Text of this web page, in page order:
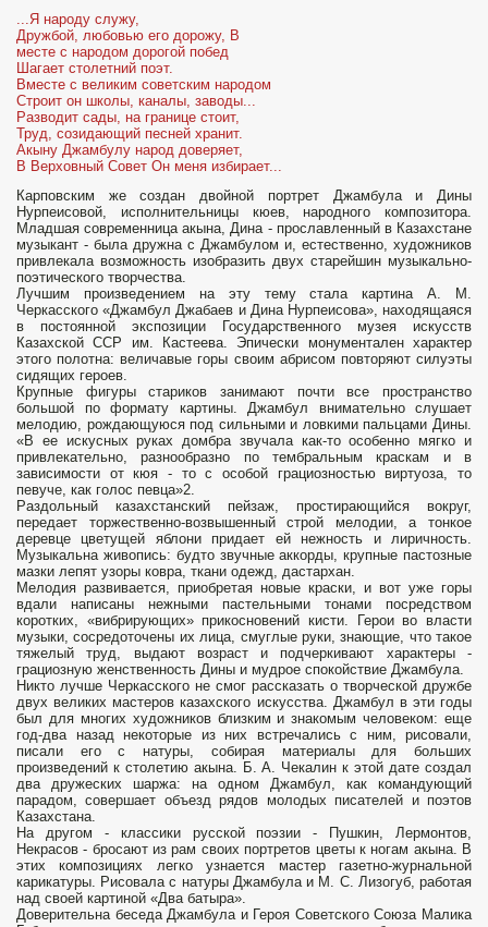
...Я народу служу,
Дружбой, любовью его дорожу, В
месте с народом дорогой побед
Шагает столетний поэт.
Вместе с великим советским народом
Строит он школы, каналы, заводы...
Разводит сады, на границе стоит,
Труд, созидающий песней хранит.
Акыну Джамбулу народ доверяет,
В Верховный Совет Он меня избирает...
Карповским же создан двойной портрет Джамбула и Дины
Нурпеисовой, исполнительницы кюев, народного композитора.
Младшая современница акына, Дина - прославленный в Казахстане
музыкант - была дружна с Джамбулом и, естественно, художников
привлекала возможность изобразить двух старей­шин музыкально-
поэтического творчества.
Лучшим произведением на эту тему стала картина А. М.
Черкасского «Джамбул Джабаев и Дина Нурпеисова», находящаяся
в постоянной экспозиции Государ­ственного музея искусств
Казахской ССР им. Кастеева. Эпически монумен­тален характер
этого полотна: величавые горы своим абрисом повторяют силуэты
сидящих героев.
Крупные фигуры стариков занимают почти все про­странство
большой по формату картины. Джамбул внимательно слушает
мелодию, рождающуюся под сильными и ловкими пальцами Дины.
«В ее искус­ных руках домбра звучала как-то особенно мягко и
привлекатель­но, разнообразно по тембральным краскам и в
зависимости от кюя - то с особой грациозностью виртуоза, то
певуче, как голос певца»2.
Раздольный казах­станский пейзаж, простирающийся вокруг,
передает торжественно-возвышен­ный строй мелодии, а тонкое
деревце цветущей яблони придает ей нежность и лиричность.
Музыкальна живопись: будто звучные аккорды, крупные пастоз­ные
мазки лепят узоры ковра, ткани одежд, дастархан.
Мелодия развивается, приобретая новые краски, и вот уже горы
вдали написаны нежными пастель­ными тонами посредством
коротких, «вибрирующих» прикосновений кисти. Герои во власти
музыки, сосредоточены их лица, смуглые руки, знающие, что такое
тяжелый труд, выдают возраст и подчеркивают характеры -
грациоз­ную женственность Дины и мудрое спокойствие Джамбула.
Никто лучше Чер­касского не смог рассказать о творческой дружбе
двух великих мастеров казах­ского искусства. Джамбул в эти годы
был для многих художников близким и знакомым чело­веком: еще
год-два назад некоторые из них встречались с ним, рисовали,
писали его с натуры, собирая материалы для больших
произведений к столетию акына. Б. А. Чекалин к этой дате создал
два дружеских шаржа: на одном Джамбул, как командующий
парадом, совершает объезд рядов молодых писателей и поэтов
Казахстана.
На другом - классики русской поэзии - Пушкин, Лермон­тов,
Некрасов - бросают из рам своих портретов цветы к ногам акына. В
этих композициях легко узнается мастер газетно-журнальной
карикатуры. Рисовала с натуры Джамбула и М. С. Лизогуб, работая
над своей картиной «Два батыра».
Доверительна беседа Джамбула и Героя Советского Союза Малика